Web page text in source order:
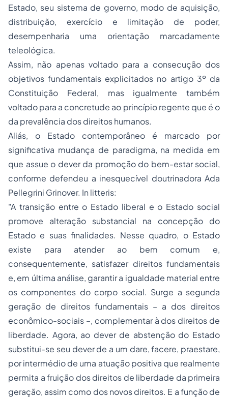
Estado, seu sistema de governo, modo de aquisição,
distribuição, exercício e limitação de poder,
desempenharia uma orientação marcadamente
teleológica.
Assim, não apenas voltado para a consecução dos
objetivos fundamentais explicitados no artigo 3º da
Constituição Federal, mas igualmente também
voltado para a concretude ao princípio regente que é o
da prevalência dos direitos humanos.
Aliás, o Estado contemporâneo é marcado por
significativa mudança de paradigma, na medida em
que assue o dever da promoção do bem-estar social,
conforme defendeu a inesquecível doutrinadora Ada
Pellegrini Grinover. In litteris:
"A transição entre o Estado liberal e o Estado social
promove alteração substancial na concepção do
Estado e suas finalidades. Nesse quadro, o Estado
existe para atender ao bem comum e,
consequentemente, satisfazer direitos fundamentais
e, em última análise, garantir a igualdade material entre
os componentes do corpo social. Surge a segunda
geração de direitos fundamentais – a dos direitos
econômico-sociais –, complementar à dos direitos de
liberdade. Agora, ao dever de abstenção do Estado
substitui-se seu dever de a um dare, facere, praestare,
por intermédio de uma atuação positiva que realmente
permita a fruição dos direitos de liberdade da primeira
geração, assim como dos novos direitos. E a função de